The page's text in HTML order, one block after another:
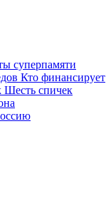
суперпамяти
Кто финансирует
Шесть спичек